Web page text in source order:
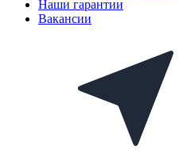
Наши гарантии
Вакансии